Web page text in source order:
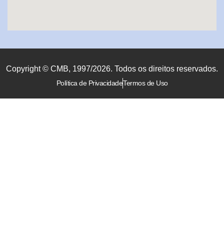
Copyright © CMB, 1997/2026. Todos os direitos reservados.
Política de PrivacidadeTermos de Uso